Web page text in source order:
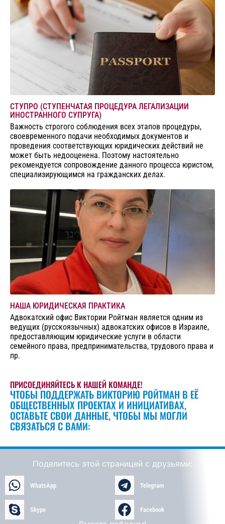
СТУПРО (СТУПЕНЧАТАЯ ПРОЦЕДУРА ЛЕГАЛИЗАЦИИ
ИНОСТРАННОГО СУПРУГА)
Важность строгого соблюдения всех этапов процедуры,
своевременного подачи необходимых документов и
проведения соответствующих юридических действий не
может быть недооценена. Поэтому настоятельно
рекомендуется сопровождение данного процесса юристом,
специализирующимся на гражданских делах.
НАША ЮРИДИЧЕСКАЯ ПРАКТИКА
Адвокатский офис Виктории Ройтман является одним из
ведущих (русскоязычных) адвокатских офисов в Израиле,
предоставляющим юридические услуги в области
семейного права, предпринимательства, трудового права и
пр.
ПРИСОЕДИНЯЙТЕСЬ К НАШЕЙ КОМАНДЕ!
ЧТОБЫ ПОДДЕРЖАТЬ ВИКТОРИЮ РОЙТМАН В ЕЁ
ОБЩЕСТВЕННЫХ ПРОЕКТАХ И ИНИЦИАТИВАХ,
ОСТАВЬТЕ СВОИ ДАННЫЕ, ЧТОБЫ МЫ МОГЛИ
СВЯЗАТЬСЯ С ВАМИ:
Поделитесь этой страницей с друзьями:
WhatsApp Telegram
Skype Facebook